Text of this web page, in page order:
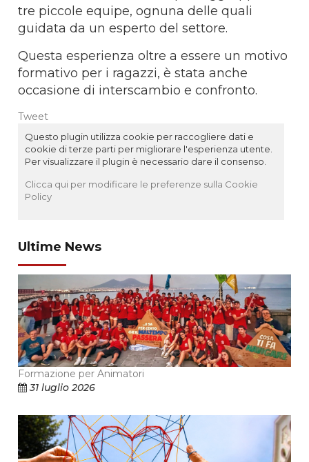
tre piccole equipe, ognuna delle quali
guidata da un esperto del settore.
Questa esperienza oltre a essere un motivo
formativo per i ragazzi, è stata anche
occasione di interscambio e confronto.
Tweet
Questo plugin utilizza cookie per raccogliere dati e
cookie di terze parti per migliorare l'esperienza utente.
Per visualizzare il plugin è necessario dare il consenso.
Clicca qui per modificare le preferenze sulla Cookie
Policy
Ultime News
Formazione per Animatori
31 luglio 2026